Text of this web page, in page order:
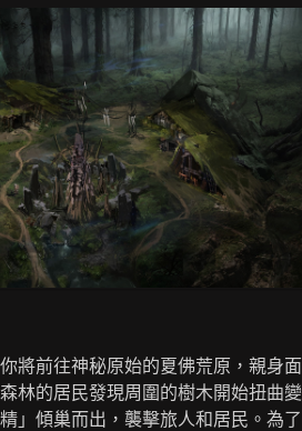
將前往神秘原始的夏佛荒原，親身面
林的居民發現周圍的樹木開始扭曲變
」傾巢而出，襲擊旅人和居民。為了